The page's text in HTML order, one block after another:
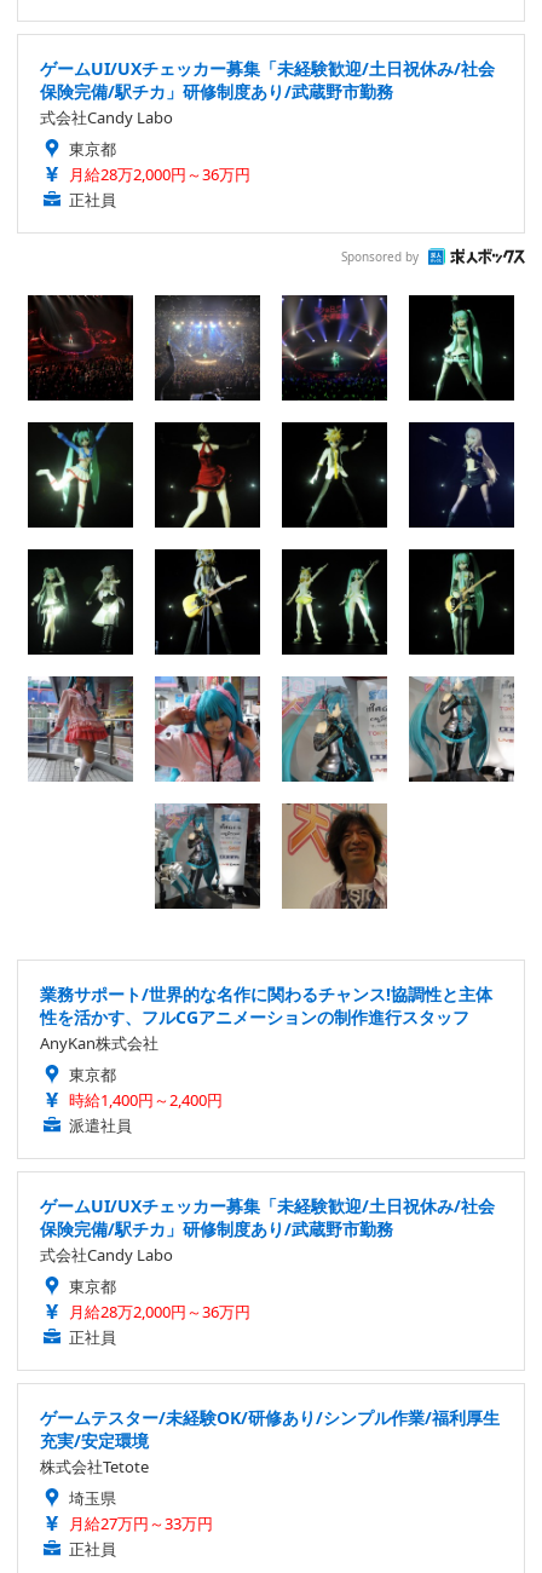
ゲームUI/UXチェッカー募集「未経験歓迎/土日祝休み/社会
保険完備/駅チカ」研修制度あり/武蔵野市勤務
式会社Candy Labo
東京都
月給28万2,000円～36万円
正社員
Sponsored by
業務サポート/世界的な名作に関わるチャンス!協調性と主体
性を活かす、フルCGアニメーションの制作進行スタッフ
AnyKan株式会社
東京都
時給1,400円～2,400円
派遣社員
ゲームUI/UXチェッカー募集「未経験歓迎/土日祝休み/社会
保険完備/駅チカ」研修制度あり/武蔵野市勤務
式会社Candy Labo
東京都
月給28万2,000円～36万円
正社員
ゲームテスター/未経験OK/研修あり/シンプル作業/福利厚生
充実/安定環境
株式会社Tetote
埼玉県
月給27万円～33万円
正社員